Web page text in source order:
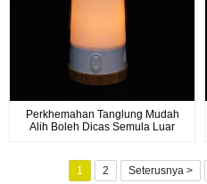
Perkhemahan Tanglung Mudah
Alih Boleh Dicas Semula Luar
Suara Bluetooth
1
2 Seterusnya >